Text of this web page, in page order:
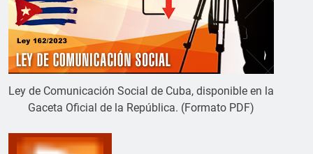
Ley de Comunicación Social de Cuba, disponible en la
Gaceta Oficial de la República. (Formato PDF)